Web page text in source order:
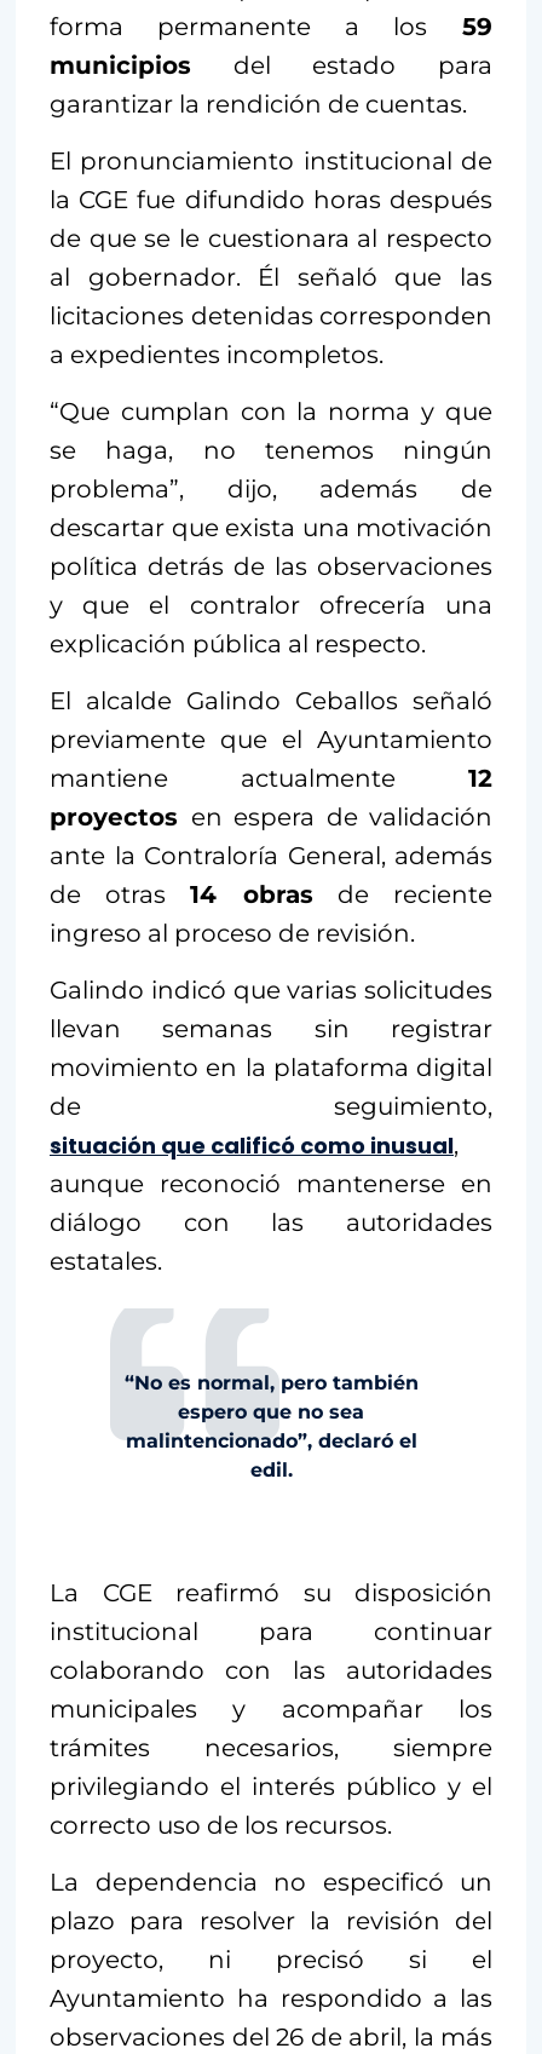
forma permanente a los 59
municipios del estado para
garantizar la rendición de cuentas.
El pronunciamiento institucional de
la CGE fue difundido horas después
de que se le cuestionara al respecto
al gobernador. Él señaló que las
licitaciones detenidas corresponden
a expedientes incompletos.
“Que cumplan con la norma y que
se haga, no tenemos ningún
problema”, dijo, además de
descartar que exista una motivación
política detrás de las observaciones
y que el contralor ofrecería una
explicación pública al respecto.
El alcalde Galindo Ceballos señaló
previamente que el Ayuntamiento
mantiene actualmente 12
proyectos en espera de validación
ante la Contraloría General, además
de otras14 obras de reciente
ingreso al proceso de revisión.
Galindo indicó que varias solicitudes
llevan semanas sin registrar
movimiento en la plataforma digital
de seguimiento,
situación que calificó como inusual,
aunque reconoció mantenerse en
diálogo con las autoridades
estatales.
“No es normal, pero también
espero que no sea
malintencionado”, declaró el
edil.
La CGE reafirmó su disposición
institucional para continuar
colaborando con las autoridades
municipales y acompañar los
trámites necesarios, siempre
privilegiando el interés público y el
correcto uso de los recursos.
La dependencia no especificó un
plazo para resolver la revisión del
proyecto, ni precisó si el
Ayuntamiento ha respondido a las
observaciones del 26 de abril, la más